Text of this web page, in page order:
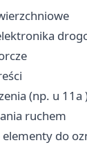
(np. u 11a
ruchem
do